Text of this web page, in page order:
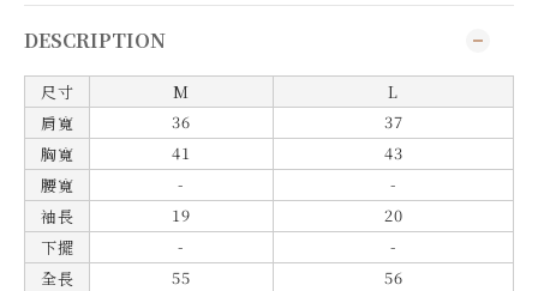
DESCRIPTION
尺寸 M
L
肩寬
36
37
胸寬
41
43
腰寬
-
-
袖長
19
20
下擺
-
-
全長
55
56